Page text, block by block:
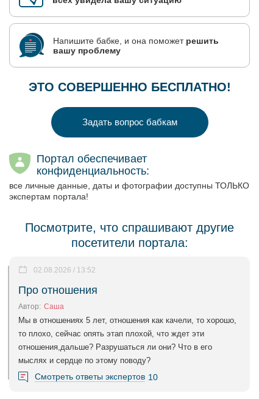
Напишите бабке, и она поможет решить
вашу проблему
ЭТО СОВЕРШЕННО БЕСПЛАТНО!
Задать вопрос бабкам
Портал обеспечивает
конфиденциальность:
все личные данные, даты и фотографии доступны ТОЛЬКО
экспертам портала!
Посмотрите, что спрашивают другие
посетители портала:
Про отношения
02.08.2026 / 13:52
Автор: Саша
Мы в отношениях 5 лет, отношения как качели, то хорошо,
то плохо, сейчас опять этап плохой, что ждет эти
отношения,дальше? Разрушаться ли они? Что в его
мыслях и сердце по этому поводу?
Смотреть ответы экспертов 10